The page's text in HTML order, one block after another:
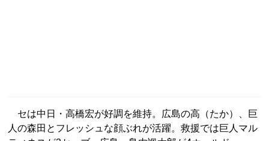
セは中日・高橋宏が好調を維持。広島の高（たか）、巨
人の森田とフレッシュな顔ぶれが活躍。救援では巨人マル